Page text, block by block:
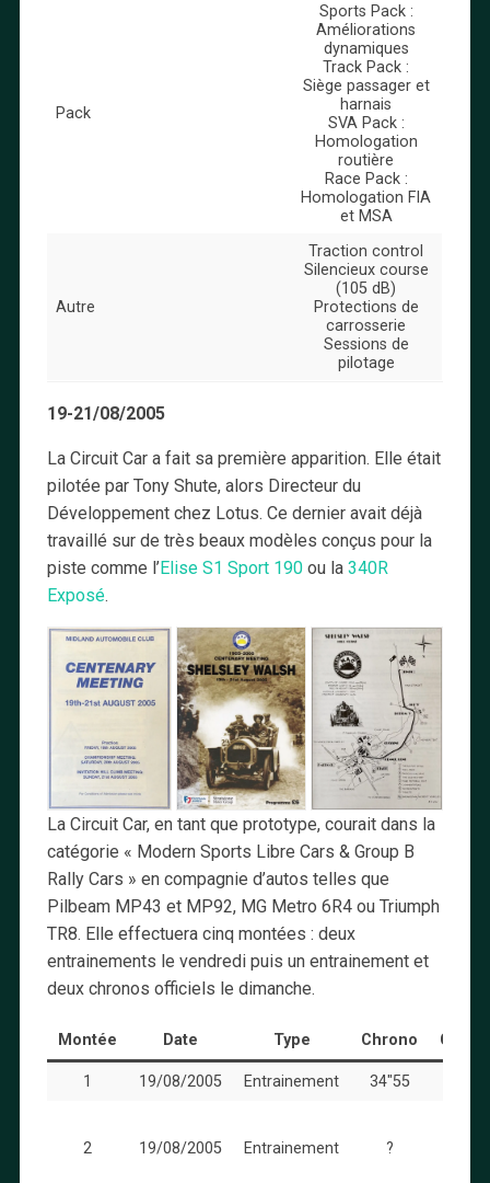
Pack
Sports Pack :
Améliorations
dynamiques
Track Pack :
Siège passager et
harnais
SVA Pack :
Homologation
routière
Race Pack :
Homologation FIA
et MSA
Autre
Traction control
Silencieux course
(105 dB)
Protections de
carrosserie
Sessions de
pilotage
19-21/08/2005
La Circuit Car a fait sa première apparition. Elle était
pilotée par Tony Shute, alors Directeur du
Développement chez Lotus. Ce dernier avait déjà
travaillé sur de très beaux modèles conçus pour la
piste comme l’Elise S1 Sport 190ou la 340R
Exposé.
La Circuit Car, en tant que prototype, courait dans la
catégorie « Modern Sports Libre Cars & Group B
Rally Cars » en compagnie d’autos telles que
Pilbeam MP43 et MP92, MG Metro 6R4 ou Triumph
TR8. Elle effectuera cinq montées : deux
entrainements le vendredi puis un entrainement et
deux chronos officiels le dimanche.
Montée Date Type Chrono
1 19/08/2005 Entrainement 34″55
2 19/08/2005 Entrainement ?